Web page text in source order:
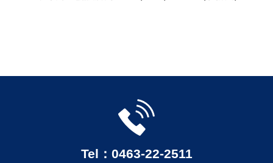
Tel：0463-22-2511